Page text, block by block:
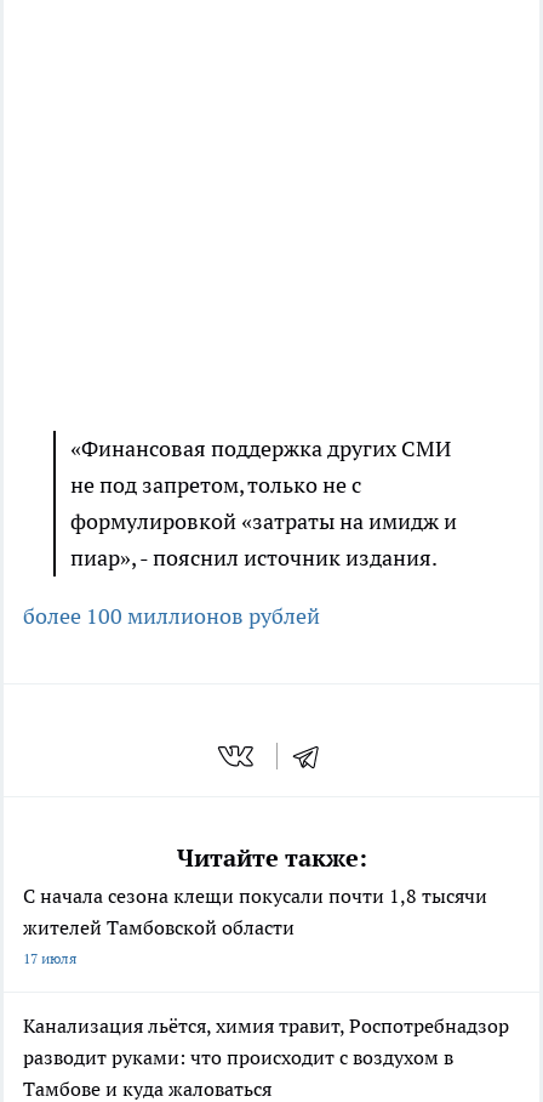
«Финансовая поддержка других СМИ
не под запретом, только не с
формулировкой «затраты на имидж и
пиар», - пояснил источник издания.
более 100 миллионов рублей
Читайте также:
С начала сезона клещи покусали почти 1,8 тысячи
жителей Тамбовской области
17 июля
Канализация льётся, химия травит, Роспотребнадзор
разводит руками: что происходит с воздухом в
Тамбове и куда жаловаться